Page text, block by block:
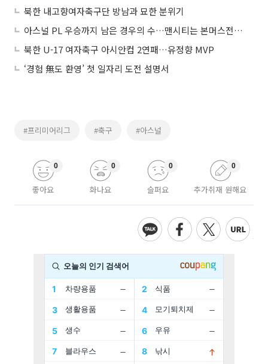
북한 내고향여자축구단 방남과 묘한 분위기
아스널 PL 우승까지 남은 경우의 수…맨시티는 본머스전 필승
북한 U-17 여자축구 아시안컵 2연패…유정향 MVP
‘경험 無도 환영’ 첫 일자리 도전 설명서
#프리미어리그 #축구 #아스널
좋아요
0
화나요
0
슬퍼요
0
추가취재 원해요
0